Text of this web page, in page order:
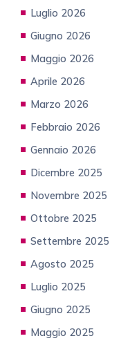
Luglio 2026
Giugno 2026
Maggio 2026
Aprile 2026
Marzo 2026
Febbraio 2026
Gennaio 2026
Dicembre 2025
Novembre 2025
Ottobre 2025
Settembre 2025
Agosto 2025
Luglio 2025
Giugno 2025
Maggio 2025